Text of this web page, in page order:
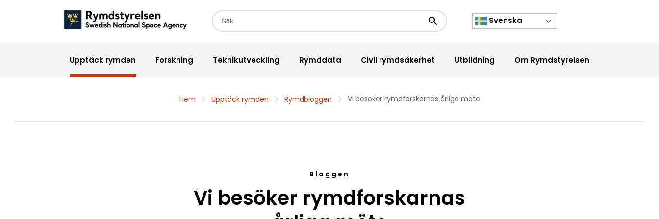
Sökfält
Sökknapp Svenska
Upptäck rymden Forskning Teknikutveckling Rymddata Civil rymdsäkerhet Utbildning Om Rymdstyrelsen
Hem Upptäck rymden Rymdbloggen Vi besöker rymdforskarnas årliga möte
Bloggen
Vi besöker rymdforskarnas